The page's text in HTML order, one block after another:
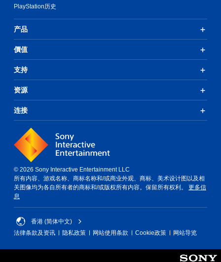
PlayStation历史
产品
價值
支持
资源
连接
© 2026 Sony Interactive Entertainment LLC
所有内容、游戏名称、商标名称和/或商业外观、商标、美术设计图以及相
关图像均为各自所有者的商标和/或版权所有内容。保留所有权利。 更多信
息
香港 (简体中文)
法律条款及资讯
隐私政策 网站使用条款 Cookie政策 网站导览